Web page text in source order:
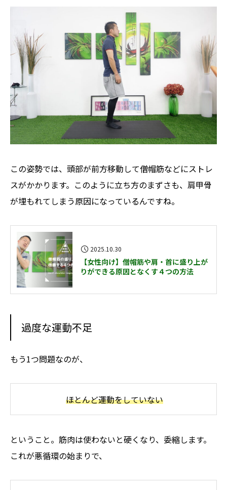
この姿勢では、頭部が前方移動して僧帽筋などにストレ
スがかかります。このように立ち方のまずさも、肩甲骨
が埋もれてしまう原因になっているんですね。
2025.10.30
【女性向け】僧帽筋や肩・首に盛り上が
りができる原因となくす４つの方法
過度な運動不足
もう1つ問題なのが、
ほとんど運動をしていない
ということ。筋肉は使わないと硬くなり、委縮します。
これが悪循環の始まりで、